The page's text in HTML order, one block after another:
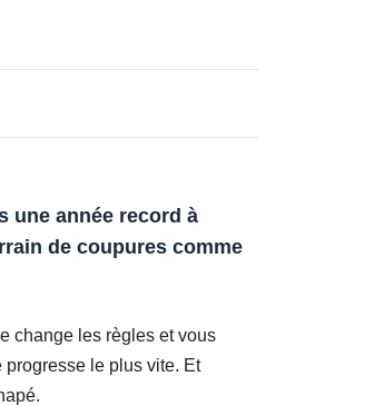
une année record à
de coupures comme
change les règles et vous
progresse le plus vite. Et